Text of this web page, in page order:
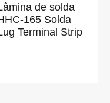
de solda
165 Solda
Terminal Strip